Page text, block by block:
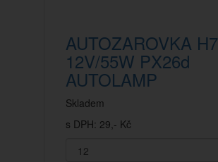
AUTOZAROVKA H7
12V/55W PX26d
AUTOLAMP
Skladem
s DPH: 29,- Kč